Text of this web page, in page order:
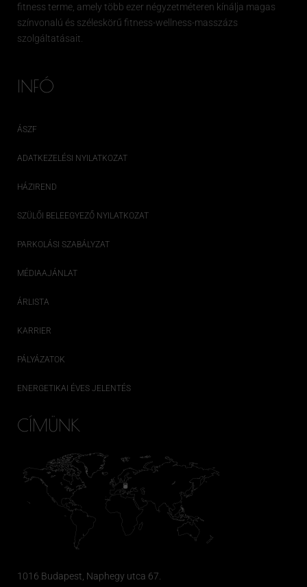
fitness terme, amely több ezer négyzetméteren kínálja magas
színvonalú és széleskörű fitness-wellness-masszázs
szolgáltatásait.
INFÓ
ÁSZF
ADATKEZELÉSI NYILATKOZAT
HÁZIREND
SZÜLŐI BELEEGYEZŐ NYILATKOZAT
PARKOLÁSI SZABÁLYZAT
MÉDIAAJÁNLAT
ÁRLISTA
KARRIER
PÁLYÁZATOK
ENERGETIKAI ÉVES JELENTÉS
CÍMÜNK
1016 Budapest, Naphegy utca 67.